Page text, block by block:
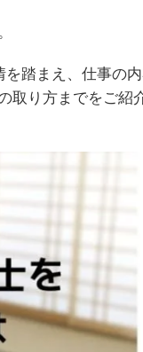
を踏まえ、仕事の
取り方までをご紹